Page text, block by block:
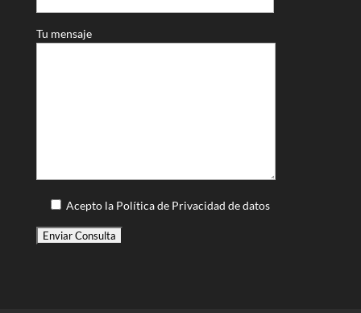
Tu mensaje
Acepto la Política de Privacidad de datos